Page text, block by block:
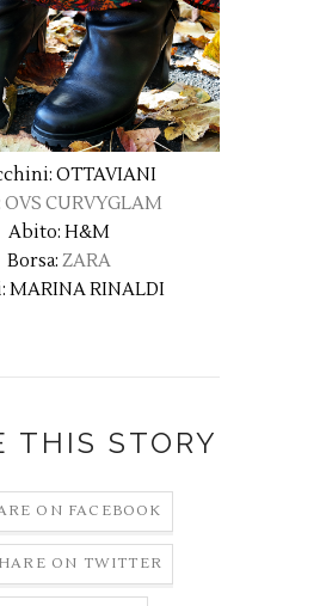
OTTAVIANI
OVS CURVYGLAM
Abito: H&M
Borsa: ZARA
MARINA RINALDI
THIS STORY
ON FACEBOOK
ON TWITTER